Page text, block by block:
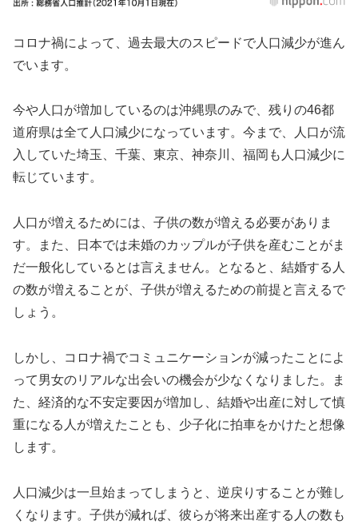
コロナ禍によって、過去最大のスピードで人口減少が進ん
でいます。
今や人口が増加しているのは沖縄県のみで、残りの46都
道府県は全て人口減少になっています。今まで、人口が流
入していた埼玉、千葉、東京、神奈川、福岡も人口減少に
転じています。
人口が増えるためには、子供の数が増える必要がありま
す。また、日本では未婚のカップルが子供を産むことがま
だ一般化しているとは言えません。となると、結婚する人
の数が増えることが、子供が増えるための前提と言えるで
しょう。
しかし、コロナ禍でコミュニケーションが減ったことによ
って男女のリアルな出会いの機会が少なくなりました。ま
た、経済的な不安定要因が増加し、結婚や出産に対して慎
重になる人が増えたことも、少子化に拍車をかけたと想像
します。
人口減少は一旦始まってしまうと、逆戻りすることが難し
くなります。子供が減れば、彼らが将来出産する人の数も